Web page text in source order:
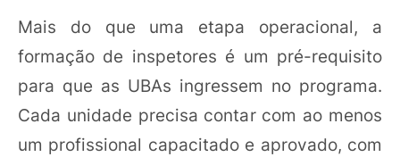
Mais do que uma etapa operacional, a
formação de inspetores é um pré-requisito
para que as UBAs ingressem no programa.
Cada unidade precisa contar com ao menos
um profissional capacitado e aprovado, com